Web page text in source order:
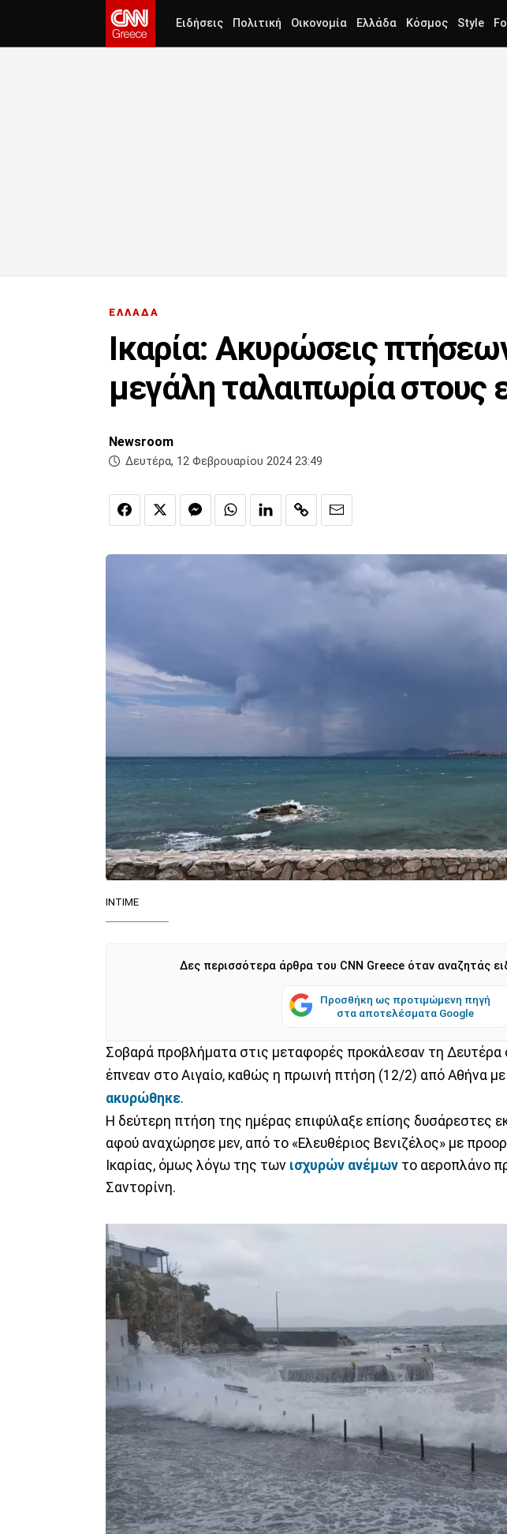
Ειδήσεις Πολιτική Οικονομία Ελλάδα Κόσμος Style
ΕΛΛΑΔΑ
Ικαρία: Ακυρώσεις
μεγάλη ταλαιπωρία στους
Newsroom
Δευτέρα, 12 Φεβρουαρίου 2024 23:49
INTIME
Δες περισσότερα άρθρα του CNN Greece όταν αναζητάς
Προσθήκη ως προτιμώμενη πηγή
στα αποτελέσματα Google
Σοβαρά προβλήματα στις μεταφορές προκάλεσαν τη Δευτέρα
έπνεαν στο Αιγαίο, καθώς η πρωινή πτήση (12/2) από Αθήνα
ακυρώθηκε.
Η δεύτερη πτήση της ημέρας επιφύλαξε επίσης δυσάρεστες
αφού αναχώρησε μεν, από το «Ελευθέριος Βενιζέλος» με
Ικαρίας, όμως λόγω της των ισχυρών ανέμων το αεροπλάνο
Σαντορίνη.